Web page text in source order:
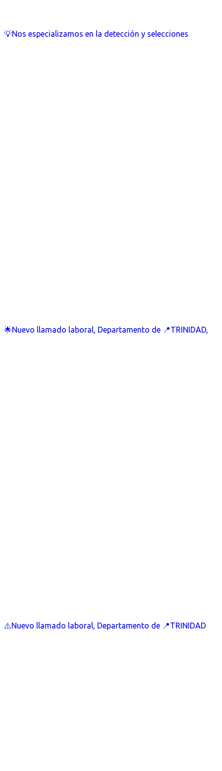
💡Nos especializamos en la detección y selecciones
🌟Nuevo llamado laboral, Departamento de 📍TRINIDAD,
⚠️Nuevo llamado laboral, Departamento de 📍TRINIDAD